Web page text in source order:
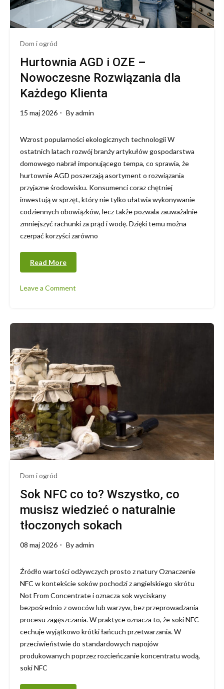
Dom i ogród
Hurtownia AGD i OZE –
Nowoczesne Rozwiązania dla
Każdego Klienta
15 maj 2026 Byadmin
Wzrost popularności ekologicznych technologii W
ostatnich latach rozwój branży artykułów gospodarstwa
domowego nabrał imponującego tempa, co sprawia, że
hurtownie AGD poszerzają asortyment o rozwiązania
przyjazne środowisku. Konsumenci coraz chętniej
inwestują w sprzęt, który nie tylko ułatwia wykonywanie
codziennych obowiązków, lecz także pozwala zauważalnie
zmniejszyć rachunki za prąd i wodę. Dzięki temu można
czerpać korzyści zarówno
Read More
Leave a Comment
–
Nowoczesne
Rozwiązania
dla
Każdego
Klienta
Dom i ogród
Sok NFC co to? Wszystko, co
musisz wiedzieć o naturalnie
tłoczonych sokach
08 maj 2026 Byadmin
Źródło wartości odżywczych prosto z natury Oznaczenie
NFC w kontekście soków pochodzi z angielskiego skrótu
Not From Concentrate i oznacza sok wyciskany
bezpośrednio z owoców lub warzyw, bez przeprowadzania
procesu zagęszczania. W praktyce oznacza to, że soki NFC
cechuje wyjątkowo krótki łańcuch przetwarzania. W
przeciwieństwie do standardowych napojów
produkowanych poprzez rozcieńczanie koncentratu wodą,
soki NFC